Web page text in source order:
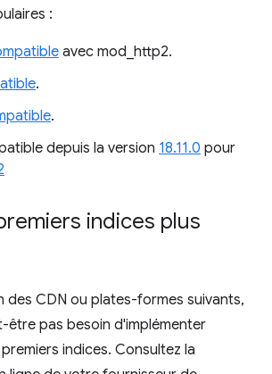
:
avec mod_http2.
.
.
depuis la version 18.11.0 pour
indices plus
des CDN ou plates-formes suivants,
être pas besoin d'implémenter
indices. Consultez la